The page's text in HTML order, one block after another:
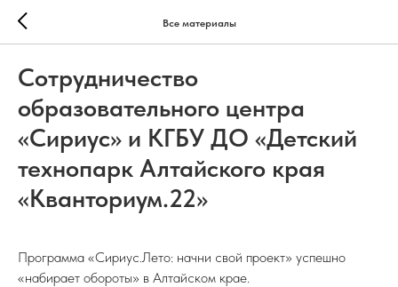
Все материалы
Сотрудничество
образовательного центра
«Сириус» и КГБУ ДО «Детский
технопарк Алтайского края
«Кванториум.22»
Программа «Сириус.Лето: начни свой проект» успешно
«набирает обороты» в Алтайском крае.